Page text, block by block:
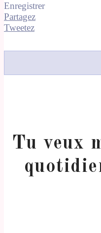
Enregistrer
Partagez
Tweetez
Tu veux